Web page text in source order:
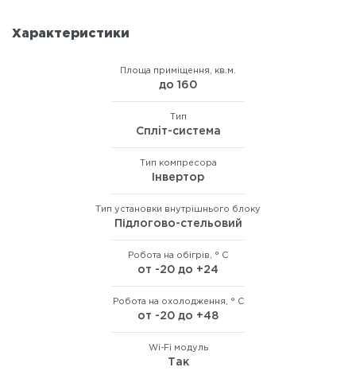
Характеристики
Площа приміщення, кв.м.
до 160
Тип
Сплiт-система
Тип компресора
Інвертор
Тип установки внутрішнього блоку
Підлогово-стельовий
Робота на обігрів, ° C
от -20 до +24
Робота на охолодження, ° C
от -20 до +48
Wi-Fi модуль
Так